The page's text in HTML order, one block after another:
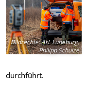
Bildrechte:ArL Lüneburg,
Philipp Schulze
durchführt.